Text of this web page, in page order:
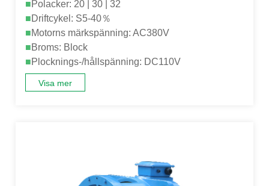
■Polacker: 20 | 30 | 32
■Driftcykel: S5-40％
■Motorns märkspänning: AC380V
■Broms: Block
■Plocknings-/hållspänning: DC110V
Visa mer